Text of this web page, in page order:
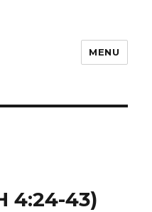
MENU
4:24-43)